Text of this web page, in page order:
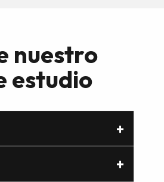
nuestro
estudio